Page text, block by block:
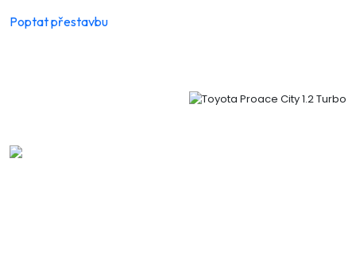
Poptat přestavbu